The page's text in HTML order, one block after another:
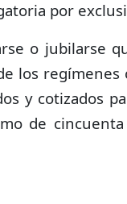
por
o jubilarse
los
y cotizados
de